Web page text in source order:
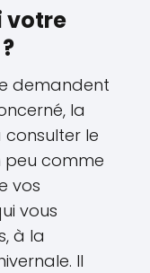
votre
demandent
la
consulter le
peu comme
vos
vous
à la
Il